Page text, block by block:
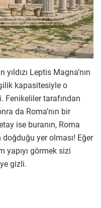
Leptis Magna’nın
kapasitesiyle o
Fenikeliler tarafından
da Roma’nın bir
ise buranın, Roma
yer olması! Eğer
yapıyı görmek sizi
gizli.